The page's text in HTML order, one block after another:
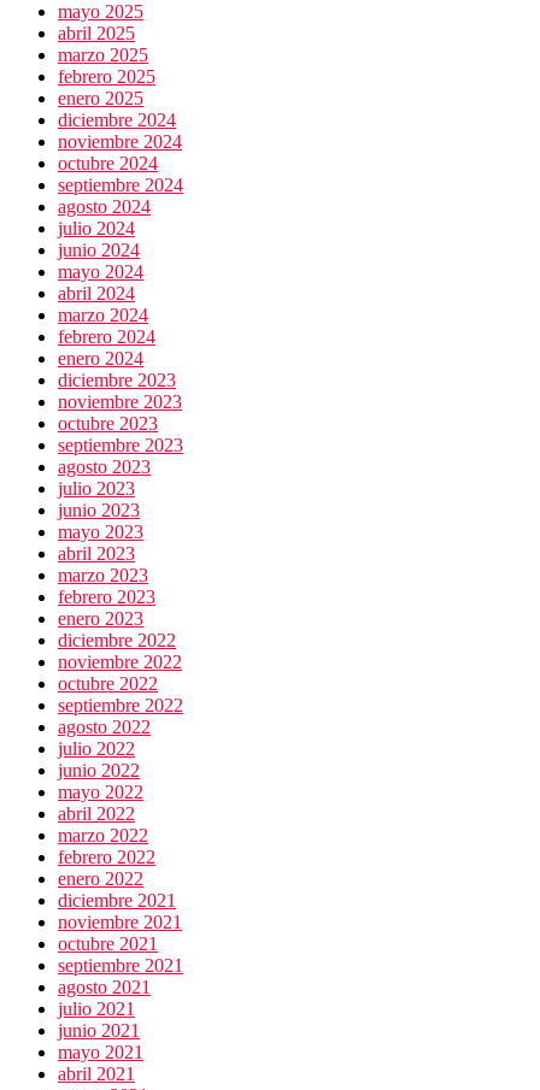
mayo 2025
abril 2025
marzo 2025
febrero 2025
enero 2025
diciembre 2024
noviembre 2024
octubre 2024
septiembre 2024
agosto 2024
julio 2024
junio 2024
mayo 2024
abril 2024
marzo 2024
febrero 2024
enero 2024
diciembre 2023
noviembre 2023
octubre 2023
septiembre 2023
agosto 2023
julio 2023
junio 2023
mayo 2023
abril 2023
marzo 2023
febrero 2023
enero 2023
diciembre 2022
noviembre 2022
octubre 2022
septiembre 2022
agosto 2022
julio 2022
junio 2022
mayo 2022
abril 2022
marzo 2022
febrero 2022
enero 2022
diciembre 2021
noviembre 2021
octubre 2021
septiembre 2021
agosto 2021
julio 2021
junio 2021
mayo 2021
abril 2021